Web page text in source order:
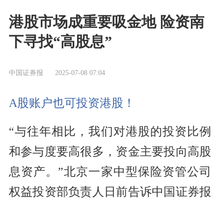
港股市场成重要吸金地 险资南
下寻找“高股息”
中国证券报 2025-07-08 07:04
A股账户也可投资港股！
“与往年相比，我们对港股的投资比例
和参与度要高很多，资金主要投向高股
息资产。”北京一家中型保险资管公司
权益投资部负责人日前告诉中国证券报